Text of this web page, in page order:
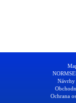
Návrhy
Ochrana